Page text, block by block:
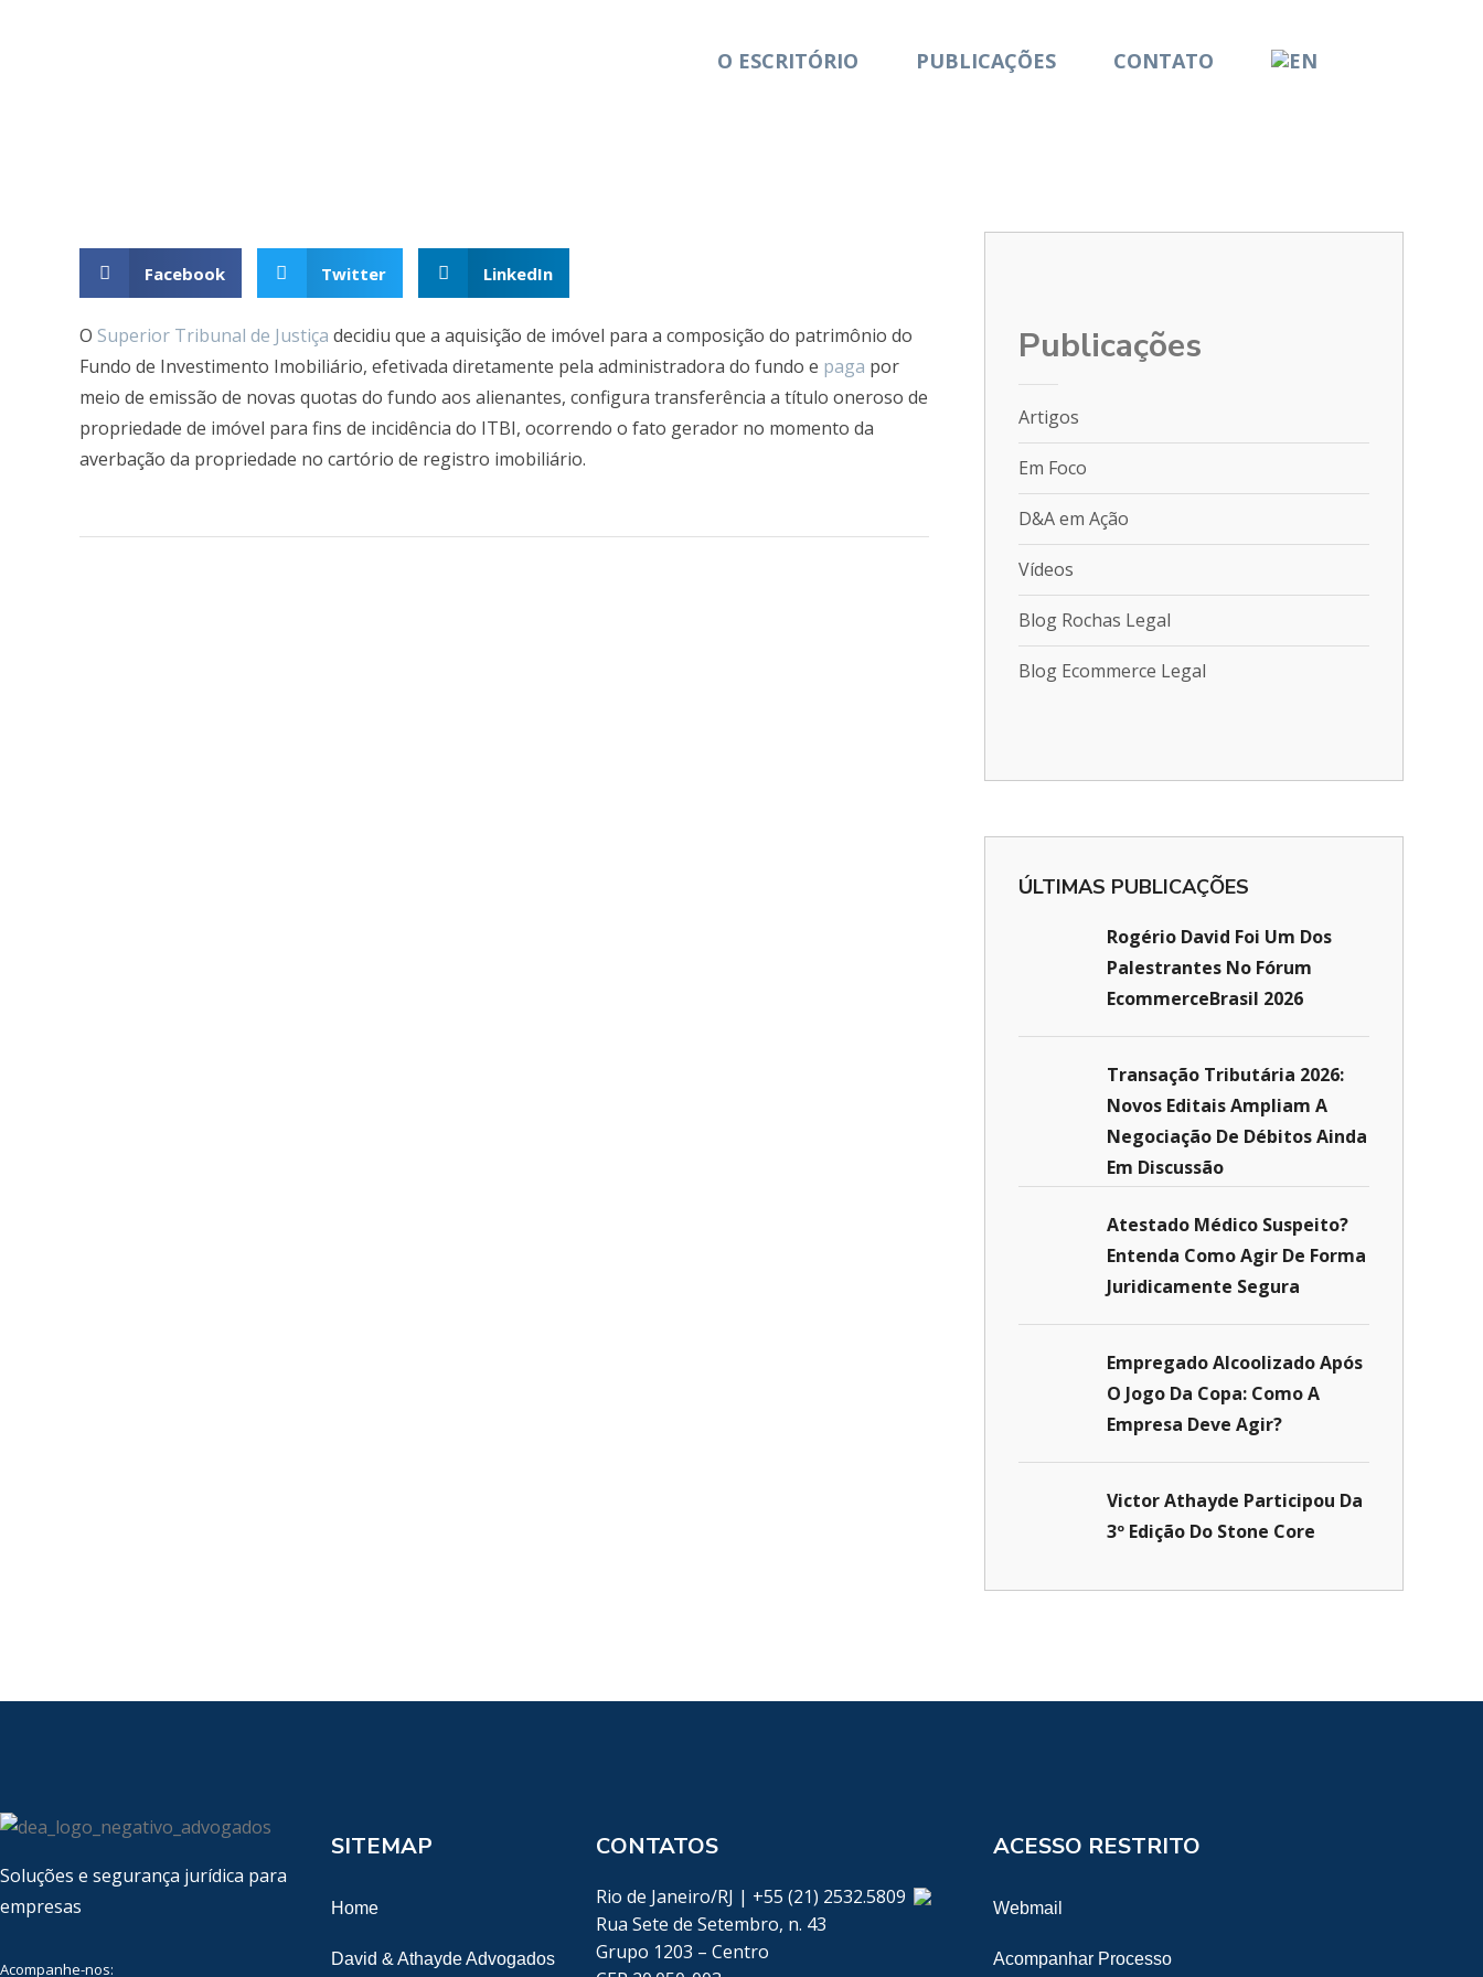
O ESCRITÓRIO PUBLICAÇÕES CONTATO
Facebook Twitter LinkedIn
O Superior Tribunal de Justiça decidiu que a aquisição de imóvel para a composição do patrimônio do
Fundo de Investimento Imobiliário, efetivada diretamente pela administradora do fundo e paga por
meio de emissão de novas quotas do fundo aos alienantes, configura transferência a título oneroso de
propriedade de imóvel para fins de incidência do ITBI, ocorrendo o fato gerador no momento da
averbação da propriedade no cartório de registro imobiliário.
Publicações
Artigos
Em Foco
D&A em Ação
Vídeos
Blog Rochas Legal
Blog Ecommerce Legal
ÚLTIMAS PUBLICAÇÕES
Rogério David Foi Um Dos
Palestrantes No Fórum
EcommerceBrasil 2026
Transação Tributária 2026:
Novos Editais Ampliam A
Negociação De Débitos Ainda
Em Discussão
Atestado Médico Suspeito?
Entenda Como Agir De Forma
Juridicamente Segura
Empregado Alcoolizado Após
O Jogo Da Copa: Como A
Empresa Deve Agir?
Victor Athayde Participou Da
3º Edição Do Stone Core
Soluções e segurança jurídica para
empresas
Acompanhe-nos:
SITEMAP
Home
David & Athayde Advogados
CONTATOS
Rio de Janeiro/RJ | +55 (21) 2532.5809
Rua Sete de Setembro, n. 43
Grupo 1203 – Centro
ACESSO RESTRITO
Webmail
Acompanhar Processo